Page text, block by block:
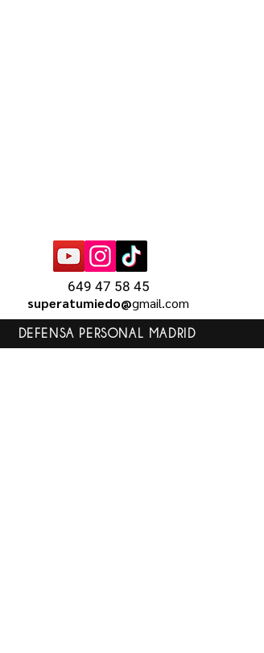
649 47 58 45
superatumiedo@gmail.com
DEFENSA PERSONAL MADRID